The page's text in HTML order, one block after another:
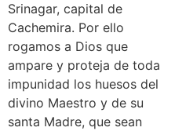
Srinagar, capital de
Cachemira. Por ello
rogamos a Dios que
ampare y proteja de toda
impunidad los huesos del
divino Maestro y de su
santa Madre, que sean